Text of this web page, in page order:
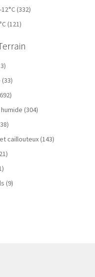
(332)
(121)
(33)
(304)
caillouteux (143)
(9)